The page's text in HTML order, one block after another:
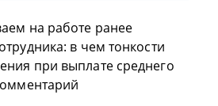
на работе ранее
в чем тонкости
при выплате среднего